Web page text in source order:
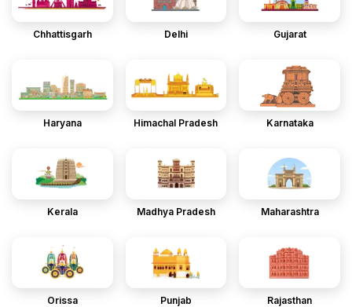
Chhattisgarh Delhi Gujarat
Haryana Himachal Pradesh Karnataka
Kerala Madhya Pradesh Maharashtra
Orissa Punjab Rajasthan